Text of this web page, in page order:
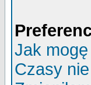
Jak
Czasy